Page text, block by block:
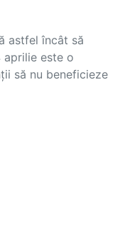
astfel încât să
aprilie este o
să nu beneficieze